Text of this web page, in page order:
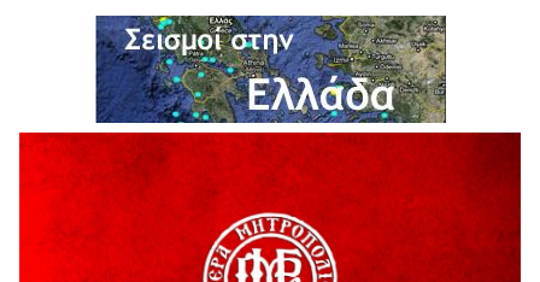
Η Marseaux στα Γρεβενά για μια μοναδική συναυλία
5 Αυγούστου 2026
Θερινό Σινεμά στο πλαίσιο του «Πολιτιστικού
Καλοκαιριού 2026» με την βραβευμένη ταινία «Μικρές
Ανάσες».
5 Αυγούστου 2026
Γρεβενά: Συνελήφθη 18χρονος αλλοδαπός, για κλοπή
εξοπλισμού γυμναστηρίου